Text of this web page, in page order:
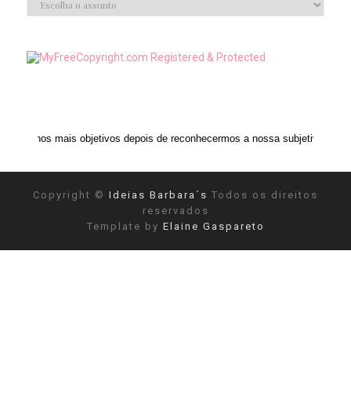
objetivos depois de reconhecermos a nossa subjetividade." ANAIS NIN
Copyright © Ideias Barbara´s Todos os direitos
reservados
Template by Elaine Gaspareto